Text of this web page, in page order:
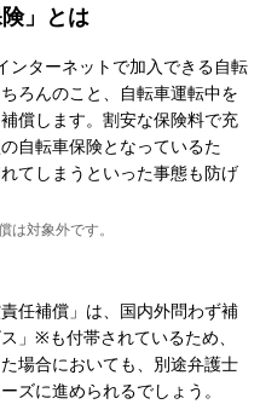
」とは
ンターネットで加入できる自転
ろんのこと、自転車運転中を
償します。割安な保険料で充
自転車保険となっているた
てしまうといった事態も防げ
対象外です。
任補償」は、国内外問わず補
」※も付帯されているため、
場合においても、別途弁護士
ズに進められるでしょう。